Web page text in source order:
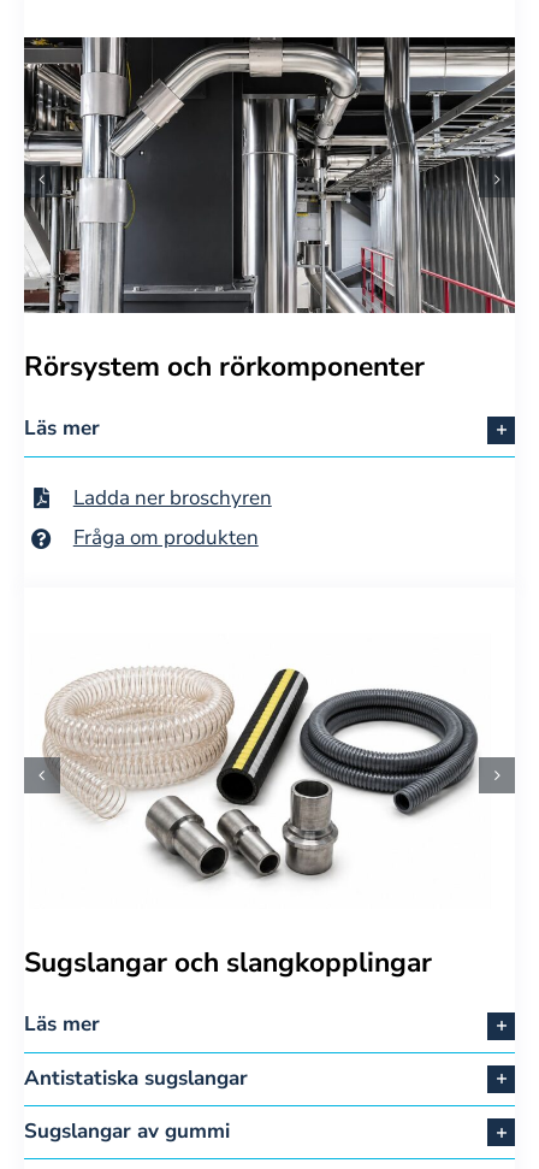
Rörsystem och rörkomponenter
Läs mer
Ladda ner broschyren
Fråga om produkten
Sugslangar och slangkopplingar
Läs mer
Antistatiska sugslangar
Sugslangar av gummi